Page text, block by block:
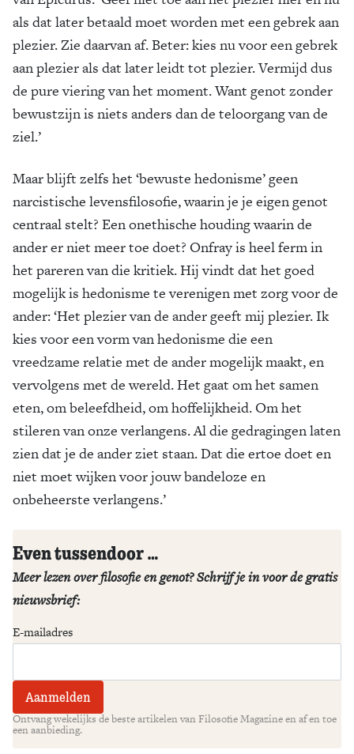
als dat later betaald moet worden met een gebrek aan
plezier. Zie daarvan af. Beter: kies nu voor een gebrek
aan plezier als dat later leidt tot plezier. Vermijd dus
de pure viering van het moment. Want genot zonder
bewustzijn is niets anders dan de teloorgang van de
ziel.’
Maar blijft zelfs het ‘bewuste hedonisme’ geen
narcistische levensfilosofie, waarin je je eigen genot
centraal stelt? Een onethische houding waarin de
ander er niet meer toe doet? Onfray is heel ferm in
het pareren van die kritiek. Hij vindt dat het goed
mogelijk is hedonisme te verenigen met zorg voor de
ander: ‘Het plezier van de ander geeft mij plezier. Ik
kies voor een vorm van hedonisme die een
vreedzame relatie met de ander mogelijk maakt, en
vervolgens met de wereld. Het gaat om het samen
eten, om beleefdheid, om hoffelijkheid. Om het
stileren van onze verlangens. Al die gedragingen laten
zien dat je de ander ziet staan. Dat die ertoe doet en
niet moet wijken voor jouw bandeloze en
onbeheerste verlangens.’
Even tussendoor …
Meer lezen over filosofie en genot? Schrijf je in voor de gratis
nieuwsbrief:
E-mailadres
Ontvang wekelijks de beste artikelen van Filosofie Magazine en af en toe
een aanbieding.